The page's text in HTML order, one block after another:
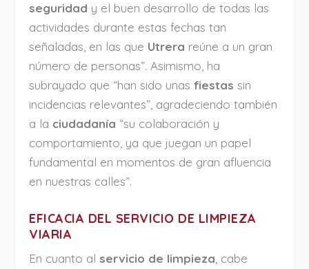
seguridad y el buen desarrollo de todas las
actividades durante estas fechas tan
señaladas, en las que Utrera reúne a un gran
número de personas”. Asimismo, ha
subrayado que “han sido unasfiestas sin
incidencias relevantes”, agradeciendo también
a la ciudadanía “su colaboración y
comportamiento, ya que juegan un papel
fundamental en momentos de gran afluencia
en nuestras calles”.
EFICACIA DEL SERVICIO DE LIMPIEZA
VIARIA
En cuanto alservicio de limpieza , cabe